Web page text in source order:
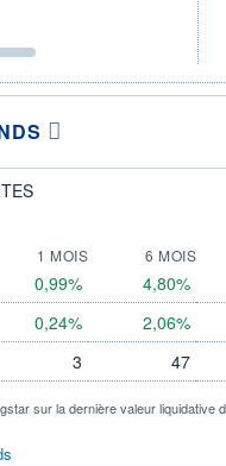
1 MOIS 6 MOIS
0,99% 4,80%
0,24% 2,06%
3 47
sur la dernière valeur liquidative